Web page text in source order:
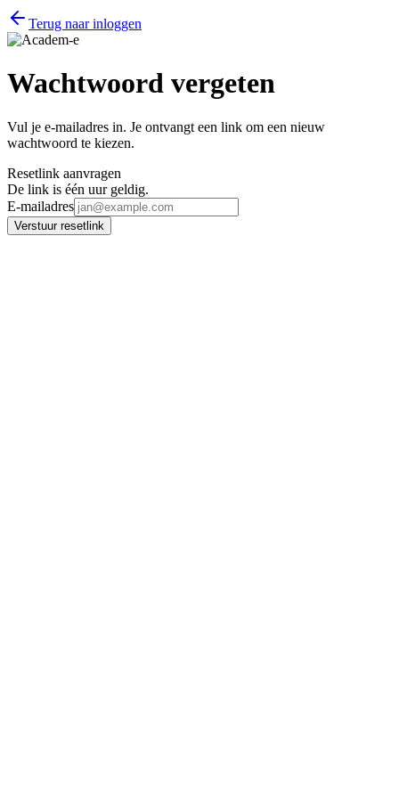
Terug naar inloggen
Wachtwoord vergeten
Vul je e-mailadres in. Je ontvangt een link om een nieuw
wachtwoord te kiezen.
Resetlink aanvragen
De link is één uur geldig.
E-mailadres
Verstuur resetlink